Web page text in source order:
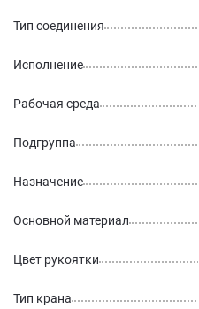
Тип соединения
Исполнение
Рабочая среда
Подгруппа
Назначение
Основной материал
Цвет рукоятки
Тип крана